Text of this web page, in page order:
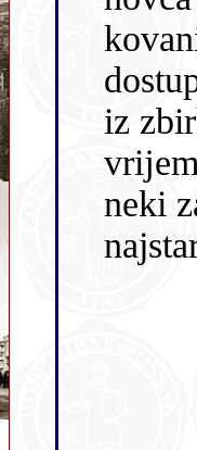
kovanice
iz
vrĳeme priređivanja izložbe za zbirku
neki zanimljivi